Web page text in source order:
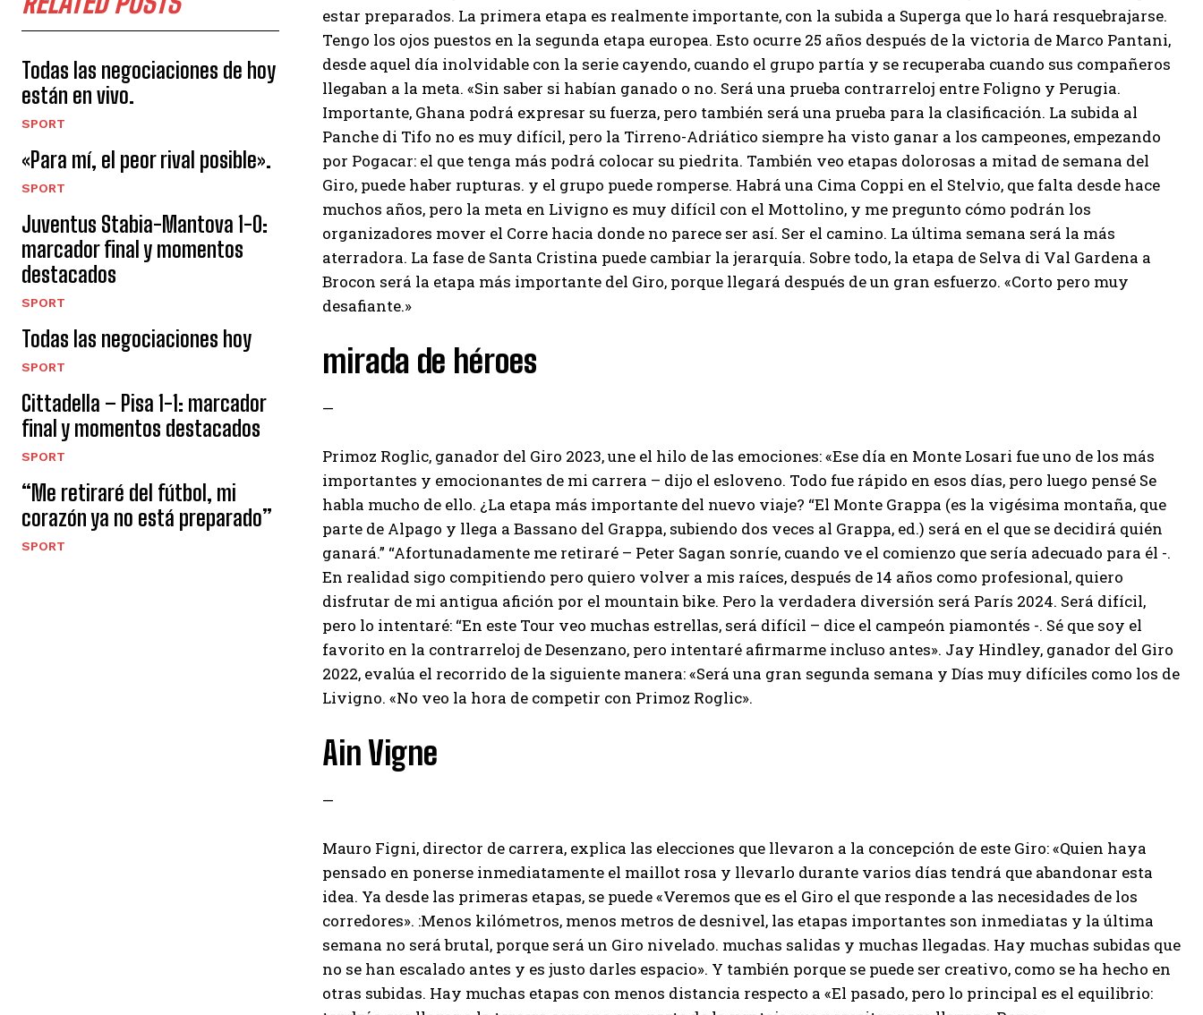
I WANT IN
I've read and accept thePrivacy Policy.
Emet
Todas las negociaciones de hoy
están en vivo.
SPORT
«Para mí, el peor rival posible».
SPORT
Juventus Stabia-Mantova 1-0:
marcador final y momentos
destacados
SPORT
Todas las negociaciones hoy
SPORT
Cittadella – Pisa 1-1: marcador
final y momentos destacados
SPORT
“Me retiraré del fútbol, ​​mi
corazón ya no está preparado”
SPORT
estar preparados. La primera etapa es realmente importante, con la subida a Superga que lo hará resquebrajarse.
Tengo los ojos puestos en la segunda etapa europea. Esto ocurre 25 años después de la victoria de Marco Pantani,
desde aquel día inolvidable con la serie cayendo, cuando el grupo partía y se recuperaba cuando sus compañeros
llegaban a la meta. «Sin saber si habían ganado o no. Será una prueba contrarreloj entre Foligno y Perugia.
Importante, Ghana podrá expresar su fuerza, pero también será una prueba para la clasificación. La subida al
Panche di Tifo no es muy difícil, pero la Tirreno-Adriático siempre ha visto ganar a los campeones, empezando
por Pogacar: el que tenga más podrá colocar su piedrita. También veo etapas dolorosas a mitad de semana del
Giro, puede haber rupturas. y el grupo puede romperse. Habrá una Cima Coppi en el Stelvio, que falta desde hace
muchos años, pero la meta en Livigno es muy difícil con el Mottolino, y me pregunto cómo podrán los
organizadores mover el Corre hacia donde no parece ser así. Ser el camino. La última semana será la más
aterradora. La fase de Santa Cristina puede cambiar la jerarquía. Sobre todo, la etapa de Selva di Val Gardena a
Brocon será la etapa más importante del Giro, porque llegará después de un gran esfuerzo. «Corto pero muy
desafiante.»
mirada de héroes
—
Primoz Roglic, ganador del Giro 2023, une el hilo de las emociones: «Ese día en Monte Losari fue uno de los más
importantes y emocionantes de mi carrera – dijo el esloveno. Todo fue rápido en esos días, pero luego pensé Se
habla mucho de ello. ¿La etapa más importante del nuevo viaje? “El Monte Grappa (es la vigésima montaña, que
parte de Alpago y llega a Bassano del Grappa, subiendo dos veces al Grappa, ed.) será en el que se decidirá quién
ganará.” “Afortunadamente me retiraré – Peter Sagan sonríe, cuando ve el comienzo que sería adecuado para él -.
En realidad sigo compitiendo pero quiero volver a mis raíces, después de 14 años como profesional, quiero
disfrutar de mi antigua afición por el mountain bike. Pero la verdadera diversión será París 2024. Será difícil,
pero lo intentaré: “En este Tour veo muchas estrellas, será difícil – dice el campeón piamontés -. Sé que soy el
favorito en la contrarreloj de Desenzano, pero intentaré afirmarme incluso antes». Jay Hindley, ganador del Giro
2022, evalúa el recorrido de la siguiente manera: «Será una gran segunda semana y Días muy difíciles como los de
Livigno. «No veo la hora de competir con Primoz Roglic».
Ain Vigne
—
Mauro Figni, director de carrera, explica las elecciones que llevaron a la concepción de este Giro: «Quien haya
pensado en ponerse inmediatamente el maillot rosa y llevarlo durante varios días tendrá que abandonar esta
idea. Ya desde las primeras etapas, se puede «Veremos que es el Giro el que responde a las necesidades de los
corredores». :Menos kilómetros, menos metros de desnivel, las etapas importantes son inmediatas y la última
semana no será brutal, porque será un Giro nivelado. muchas salidas y muchas llegadas. Hay muchas subidas que
no se han escalado antes y es justo darles espacio». Y también porque se puede ser creativo, como se ha hecho en
otras subidas. Hay muchas etapas con menos distancia respecto a «El pasado, pero lo principal es el equilibrio: